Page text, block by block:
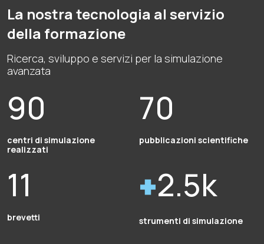
La nostra tecnologia al servizio
della formazione
Ricerca, sviluppo e servizi per la simulazione
avanzata
90
centri di simulazione
realizzati
70
pubblicazioni scientifiche
11
brevetti
2.5k
strumenti di simulazione